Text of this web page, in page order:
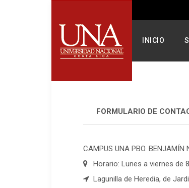
INICIO
FORMULARIO DE
CAMPUS UNA PBO. BENJAMÍN
Horario: Lunes a viernes de
Lagunilla de Heredia, de